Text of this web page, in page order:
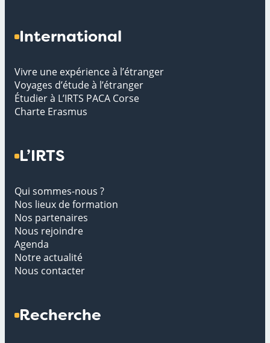
International
Vivre une expérience à l’étranger
Voyages d’étude à l’étranger
Étudier à L’IRTS PACA Corse
Charte Erasmus
L’IRTS
Qui sommes-nous ?
Nos lieux de formation
Nos partenaires
Nous rejoindre
Agenda
Notre actualité
Nous contacter
Recherche